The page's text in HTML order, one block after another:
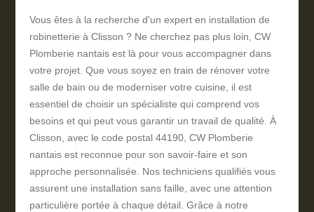
Vous êtes à la recherche d'un expert en installation de
robinetterie à Clisson ? Ne cherchez pas plus loin, CW
Plomberie nantais est là pour vous accompagner dans
votre projet. Que vous soyez en train de rénover votre
salle de bain ou de moderniser votre cuisine, il est
essentiel de choisir un spécialiste qui comprend vos
besoins et qui peut vous garantir un travail de qualité. À
Clisson, avec le code postal 44190, CW Plomberie
nantais est reconnue pour son savoir-faire et son
approche personnalisée. Nos techniciens qualifiés vous
assurent une installation sans faille, avec une attention
particulière portée à chaque détail. Grâce à notre